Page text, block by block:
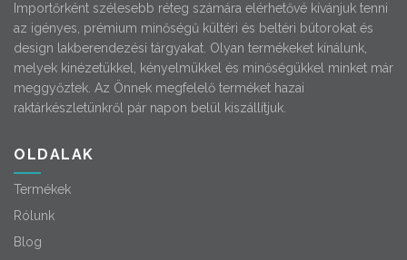
Importőrként szélesebb réteg számára elérhetővé kívánjuk tenni
az igényes, prémium minőségű kültéri és beltéri bútorokat és
design lakberendezési tárgyakat. Olyan termékeket kínálunk,
melyek kinézetükkel, kényelmükkel és minőségükkel minket már
meggyőztek. Az Önnek megfelelő terméket hazai
raktárkészletünkről pár napon belül kiszállítjuk.
OLDALAK
Termékek
Rólunk
Blog